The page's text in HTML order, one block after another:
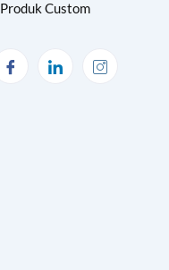
Produk Custom